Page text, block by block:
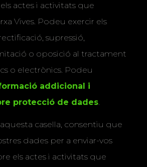
actes i activitats que
Vives. Podeu exercir els
supressió,
o oposició al tractament
o electrònics. Podeu
addicional i
protecció de dades.
casella, consentiu que
dades per a enviar-vos
els actes i activitats que